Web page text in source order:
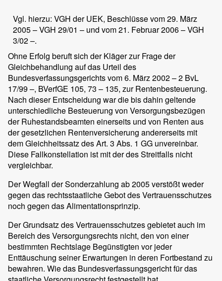
Vgl. hierzu: VGH der UEK, Beschlüsse vom 29. März
2005 – VGH 29/01 – und vom 21. Februar 2006 – VGH
3/02 –.
Ohne Erfolg beruft sich der Kläger zur Frage der
Gleichbehandlung auf das Urteil des
Bundesverfassungsgerichts vom 6. März 2002 – 2 BvL
17/99 –, BVerfGE 105, 73 – 135, zur Rentenbesteuerung.
Nach dieser Entscheidung war die bis dahin geltende
unterschiedliche Besteuerung von Versorgungsbezügen
der Ruhestandsbeamten einerseits und von Renten aus
der gesetzlichen Rentenversicherung andererseits mit
dem Gleichheitssatz des Art. 3 Abs. 1 GG unvereinbar.
Diese Fallkonstellation ist mit der des Streitfalls nicht
vergleichbar.
Der Wegfall der Sonderzahlung ab 2005 verstößt weder
gegen das rechtsstaatliche Gebot des Vertrauensschutzes
noch gegen das Alimentationsprinzip.
Der Grundsatz des Vertrauensschutzes gebietet auch im
Bereich des Versorgungsrechts nicht, den von einer
bestimmten Rechtslage Begünstigten vor jeder
Enttäuschung seiner Erwartungen in deren Fortbestand zu
bewahren. Wie das Bundesverfassungsgericht für das